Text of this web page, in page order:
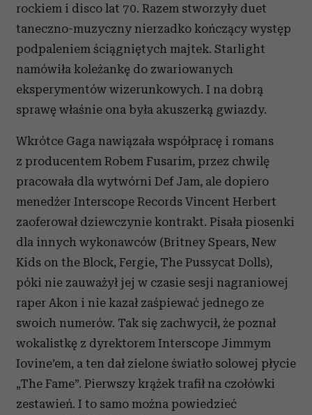
rockiem i disco lat 70. Razem stworzyły duet
taneczno-muzyczny nierzadko kończący występ
podpaleniem ściągniętych majtek. Starlight
namówiła koleżankę do zwariowanych
eksperymentów wizerunkowych. I na dobrą
sprawę właśnie ona była akuszerką gwiazdy.
Wkrótce Gaga nawiązała współpracę i romans
z producentem Robem Fusarim, przez chwilę
pracowała dla wytwórni Def Jam, ale dopiero
menedżer Interscope Records Vincent Herbert
zaoferował dziewczynie kontrakt. Pisała piosenki
dla innych wykonawców (Britney Spears, New
Kids on the Block, Fergie, The Pussycat Dolls),
póki nie zauważył jej w czasie sesji nagraniowej
raper Akon i nie kazał zaśpiewać jednego ze
swoich numerów. Tak się zachwycił, że poznał
wokalistkę z dyrektorem Interscope Jimmym
Iovine’em, a ten dał zielone światło solowej płycie
„The Fame”. Pierwszy krążek trafił na czołówki
zestawień. I to samo można powiedzieć